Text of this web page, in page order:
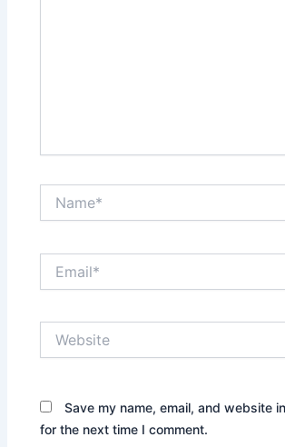
Save my name, email, and website
for the next time I comment.